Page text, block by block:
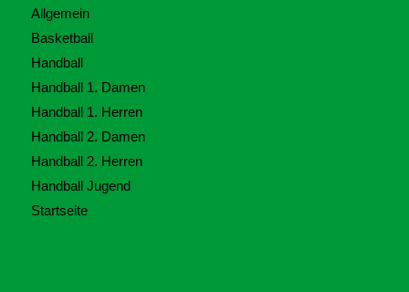
Allgemein
Basketball
Handball
Handball 1. Damen
Handball 1. Herren
Handball 2. Damen
Handball 2. Herren
Handball Jugend
Startseite